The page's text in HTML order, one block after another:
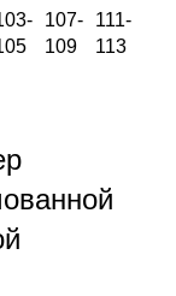
107-
109
111-
113